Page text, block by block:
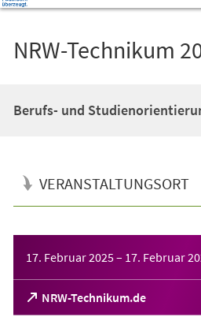
NRW-Technikum
Berufs- und
VERANSTALTUNGSORT
17. Februar 2025– 17. Februar
NRW-Technikum.de
(Öffnet
in